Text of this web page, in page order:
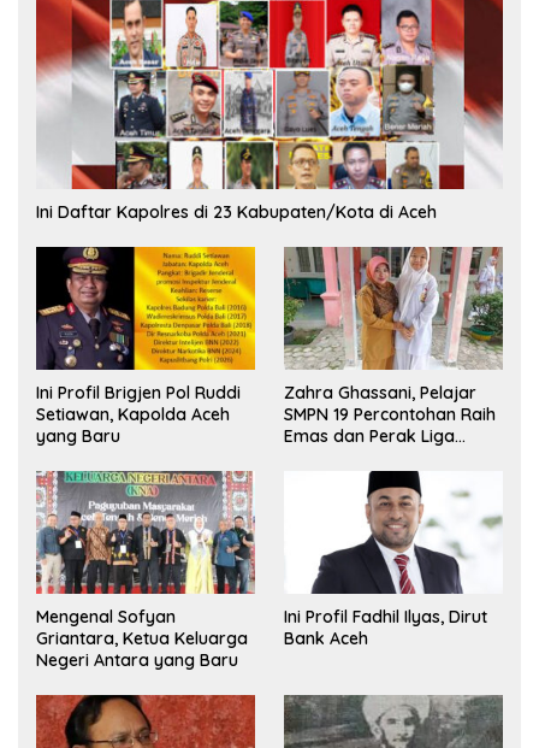
Ini Daftar Kapolres di 23 Kabupaten/Kota di Aceh
Ini Profil Brigjen Pol Ruddi
Setiawan, Kapolda Aceh
yang Baru
Zahra Ghassani, Pelajar
SMPN 19 Percontohan Raih
Emas dan Perak Liga
Mengenal Sofyan
Griantara, Ketua Keluarga
Negeri Antara yang Baru
Ini Profil Fadhil Ilyas, Dirut
Bank Aceh